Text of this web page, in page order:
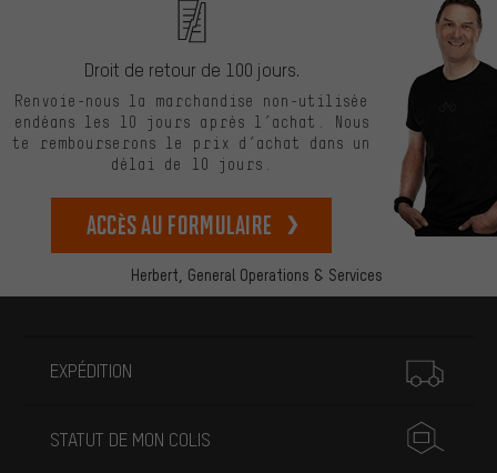
Herbert, General Operations & Services
Droit de retour de 100 jours.
Renvoie-nous la marchandise non-utilisée
endéans les 10 jours après l’achat. Nous
te rembourserons le prix d’achat dans un
délai de 10 jours.
Accès au formulaire
EXPÉDITION
STATUT DE MON COLIS